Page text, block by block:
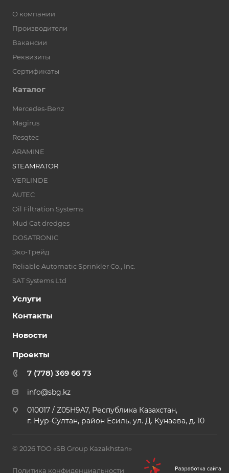
О компании
Производители
Вакансии
Реквизиты
Сертификаты
Каталог
Mercedes-Benz
Magirus
Resqtec
ARAMINE
STEAMRATOR
VERLINDE
AUTEC
Oil Filtration Systems
Mud Cat dredges
DOSATRONIC
Эко-Трейд
Reliable Automatic Sprinkler Co., Inc.
SAT Systems Ltd
Услуги
Контакты
Новости
Проекты
7 (778) 369 66 73
info@sbg.kz
010017 / Z05H9A7, Республика Казахстан,
г. Нур-Султан, район Есиль, ул. Д. Кунаева, д. 10
© 2026 TOO «SB Group Kazakhstan»
Политика конфиденциальности